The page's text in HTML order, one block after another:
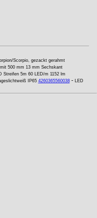
Scorpio, gezackt gerahmt
500 mm 13 mm Sechskant
Streifen 5m 60 LED/m 1152 lm
IP65 4260365560038- LED